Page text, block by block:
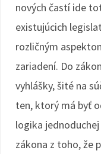
nových častí ide
existujúcich
rozličným
zariadení. Do
vyhlášky, šité na
ten, ktorý má byť
logika
zákona z toho, že